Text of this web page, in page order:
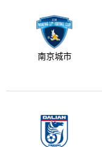
南京城市